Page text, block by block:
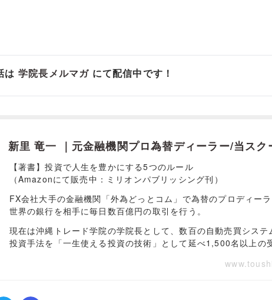
は 学院長メルマガ にて配信中です！
新里 竜一 ｜元金融機関プロ為替ディーラー/当スク
【著書】投資で人生を豊かにする5つのルール
（Amazonにて販売中：ミリオンパブリッシング刊）
FX会社大手の金融機関「外為どっとコム」で為替のプロディーラ
世界の銀行を相手に毎日数百億円の取引を行う。
現在は沖縄トレード学院の学院長として、数百の自動売買システ
投資手法を「一生使える投資の技術」として延べ1,500名以上の